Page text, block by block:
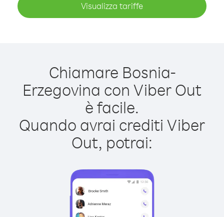
Visualizza tariffe
Chiamare Bosnia-
Erzegovina con Viber Out
è facile.
Quando avrai crediti Viber
Out, potrai: